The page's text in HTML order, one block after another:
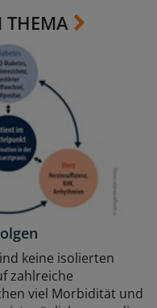
THEMA
keine isolierten
zahlreiche
viel Morbidität und